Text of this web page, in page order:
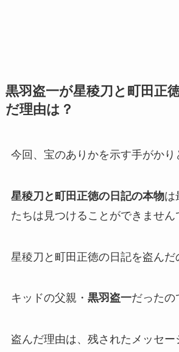
黒羽盗一が星稜刀と町田正
だ理由は？
今回、宝のありかを示す手がかり
星稜刀と町田正徳の日記の本物は
たちは見つけることができません
星稜刀と町田正徳の日記を盗んだ
キッドの父親・ 黒羽盗一だったの
盗んだ理由は、残されたメッセー